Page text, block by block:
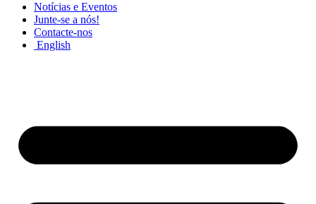
Notícias e Eventos
Junte-se a nós!
Contacte-nos
English